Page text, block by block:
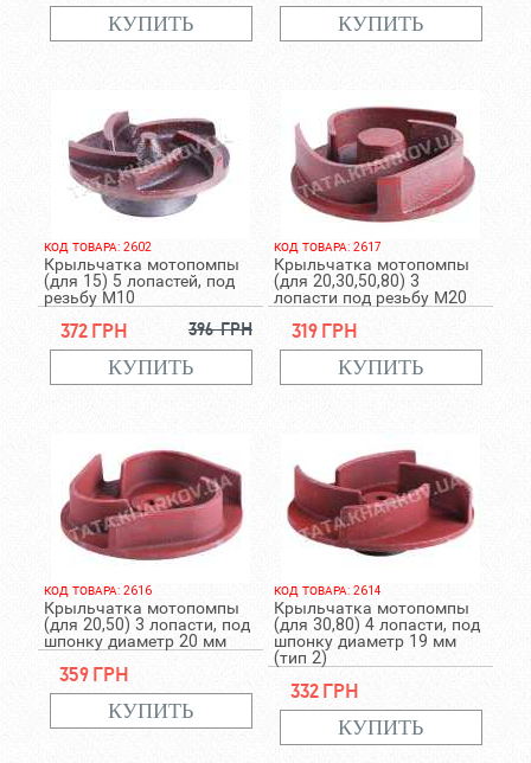
КОД ТОВАРА: 2602
Крыльчатка мотопомпы
(для 15) 5 лопастей, под
резьбу М10
372 грн 396 грн
КОД ТОВАРА: 2617
Крыльчатка мотопомпы
(для 20,30,50,80) 3
лопасти под резьбу М20
319 грн
КОД ТОВАРА: 2616
Крыльчатка мотопомпы
(для 20,50) 3 лопасти, под
шпонку диаметр 20 мм
359 грн
КОД ТОВАРА: 2614
Крыльчатка мотопомпы
(для 30,80) 4 лопасти, под
шпонку диаметр 19 мм
(тип 2)
332 грн